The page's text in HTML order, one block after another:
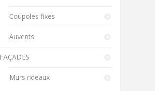
Coupoles fixes
Auvents
FAÇADES
Murs rideaux